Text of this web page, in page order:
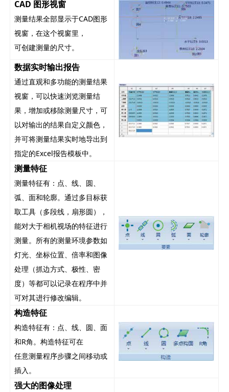
CAD 图形视窗
测量结果全部显示于CAD图形
视窗，在这个视窗里，
可创建测量的尺寸。
数据实时输出报告
通过直观和多功能的测量结果
视窗，可以快速浏览测量结
果，增加或移除测量尺寸，可
以对输出的结果自定义颜色，
并可将测量结果实时地导出到
指定的Excel报告模板中。
测量特征
测量特征有：点、线、圆、
弧、面和轮廓。通过多目标获
取工具（多段线，扇形圆），
能对大于相机视场的特征进行
测量。所有的测量环境参数如
灯光、坐标位置、倍率和图像
处理（抓边方式、极性、密
度）等都可以记录在程序中并
可对其进行修改编辑。
构造特征
构造特征有：点、线、圆、面
和R角。构造特征可在
任意测量程序步骤之间移动或
插入。
强大的图像处理